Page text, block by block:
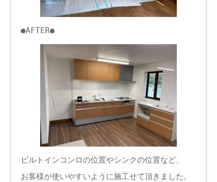
●AFTER●
ビルトインコンロの位置やシンクの位置など、
お客様が使いやすいように施工せて頂きました。